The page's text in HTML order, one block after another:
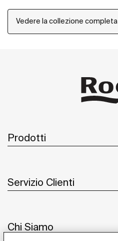
Vedere la collezione completa
Prodotti
Servizio Clienti
Chi Siamo